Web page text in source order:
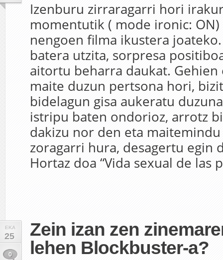
Izenburu zirraragarri hori
momentutik ( mode ironic: ON)
nengoen filma ikustera
batera utzita, sorpresa
aitortu beharra daukat. Gehien
maite duzun pertsona hori,
bidelagun gisa aukeratu
istripu baten ondorioz, arrotz
dakizu nor den eta
zoragarri hura, desagertu egin
Hortaz doa “Vida sexual de las
EKA
25
0
Zein izan zen
lehen Blockbuster-a?